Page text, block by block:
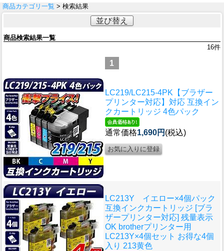
商品カテゴリ一覧 > 検索結果
並び替え
商品検索結果一覧
16件
1
LC219/LC215-4PK【ブラザー
プリンター対応】対応 互換イン
クカートリッジ 4色パック
通常価格1,690円 (税込)
LC213Y イエロー×4個パック
互換インクカートリッジ [ブラ
ザープリンター対応] 残量表示
OK brotherプリンター用
LC213Y×4個セット お得な4個
入り 213黄色